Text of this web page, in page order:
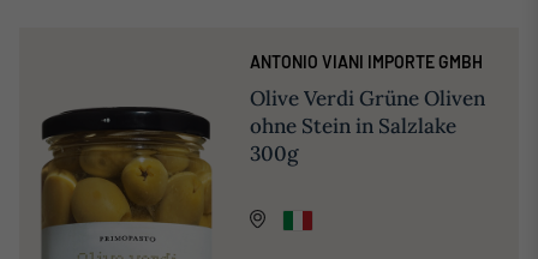
ANTONIO VIANI IMPORTE GMBH
Olive Verdi Grüne Oliven
ohne Stein in Salzlake
300g